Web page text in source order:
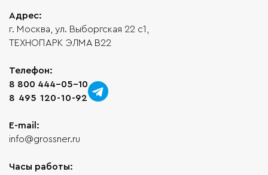
Адрес:
г. Москва, ул. Выборгская 22 с1,
ТЕХНОПАРК ЭЛМА В22
Телефон:
8 800 444-05-10
8 495 120-10-92
E-mail:
info@grossner.ru
Часы работы: